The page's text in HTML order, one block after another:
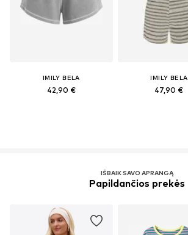
IMILY BELA
42,90 €
IMILY BELA
47,90 €
IŠBAIK SAVO APRANGĄ
Papildančios prekės